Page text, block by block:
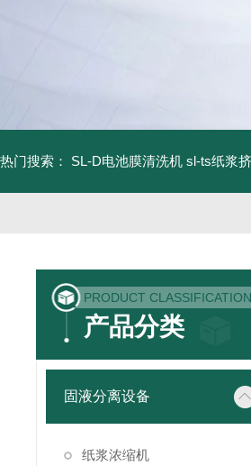
热门搜索： SL-D电池膜清洗机 sl-ts纸浆
PRODUCT CLASSIFICATION
产品分类
固液分离设备
纸浆浓缩机